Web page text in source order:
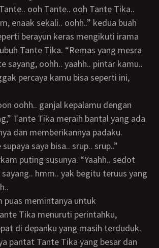
enaak sekali.. oohh..” kedua buah
berayun keras mengikuti irama
Tante Tika. “Remas yang mesra
sayang, oohh.. yaahh.. pintar kamu..
percaya kamu bisa seperti ini,
Tante Tika meraih bantal yang ada
dan memberikannya padaku.
saya bisa.. srup.. srup..”
puting susunya. “Yaahh.. sedot
hmm.. yak begitu teruus yang
Tika menuruti perintahku,
di depanku yang masih terduduk.
pantat Tante Tika yang besar dan